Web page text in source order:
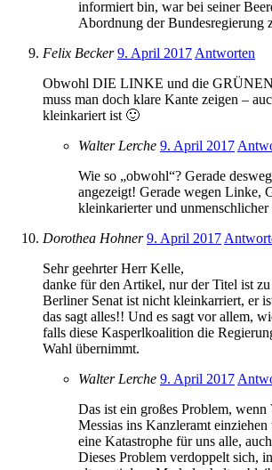
informiert bin, war bei seiner
Abordnung der Bundesregierung
Felix Becker 9. April 2017 Antworten
Obwohl DIE LINKE und die
muss man doch klare Kante zeigen –
kleinkariert ist 🙂
Walter Lerche 9. April 2017
Wie so „obwohl“? Gerade
angezeigt! Gerade wegen Linke,
kleinkarierter und
Dorothea Hohner 9. April 2017
Sehr geehrter Herr Kelle,
danke für den Artikel, nur der Titel ist
Berliner Senat ist nicht kleinkarriert, er
das sagt alles!! Und es sagt vor allem,
falls diese Kasperlkoalition die
Wahl übernimmt.
Walter Lerche 9. April 2017
Das ist ein großes Problem, wenn
Messias ins Kanzleramt
eine Katastrophe für uns alle,
Dieses Problem verdoppelt sich,